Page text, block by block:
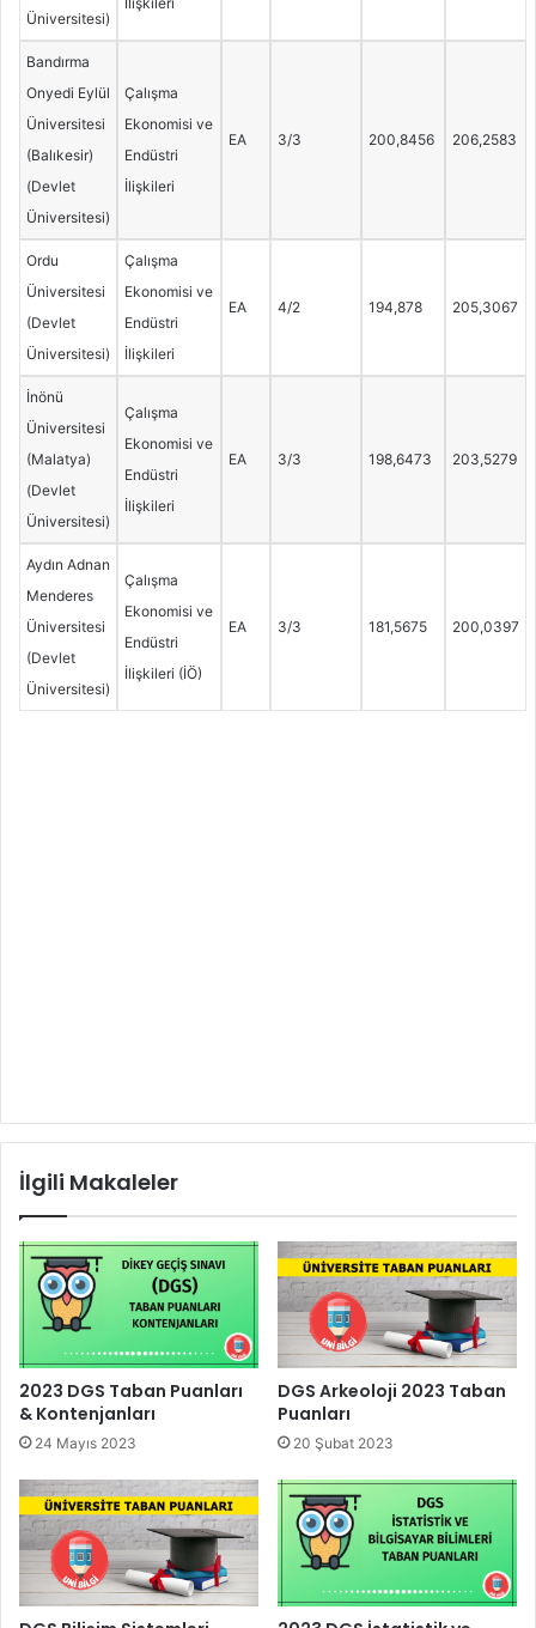
Üniversitesi)
Bandırma
Onyedi Eylül
Üniversitesi
(Balıkesir)
(Devlet
Üniversitesi)
Çalışma
Ekonomisi ve
Endüstri
İlişkileri
EA 3/3 200,8456 206,2583
Ordu
Üniversitesi
(Devlet
Üniversitesi)
Çalışma
Ekonomisi ve
Endüstri
İlişkileri
EA 4/2 194,878 205,3067
İnönü
Üniversitesi
(Malatya)
(Devlet
Üniversitesi)
Çalışma
Ekonomisi ve
Endüstri
İlişkileri
EA 3/3 198,6473 203,5279
Aydın Adnan
Menderes
Üniversitesi
(Devlet
Üniversitesi)
Çalışma
Ekonomisi ve
Endüstri
İlişkileri (İÖ)
EA 3/3 181,5675 200,0397
İlgili Makaleler
2023 DGS Taban Puanları
& Kontenjanları
24 Mayıs 2023
DGS Arkeoloji 2023 Taban
Puanları
20 Şubat 2023